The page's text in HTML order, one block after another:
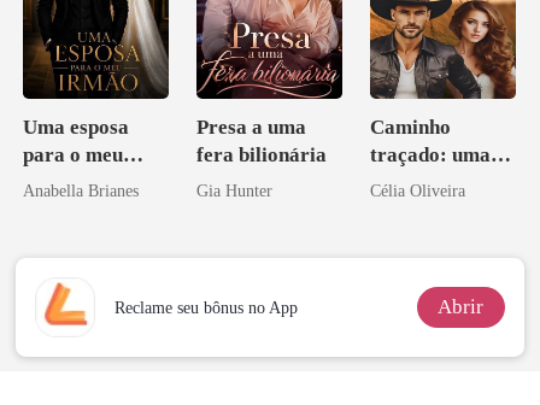
Uma esposa
para o meu
irmão
Anabella Brianes
Presa a uma
fera bilionária
Gia Hunter
Caminho
traçado: uma
babá na fazenda
Célia Oliveira
Reclame seu bônus no App Abrir